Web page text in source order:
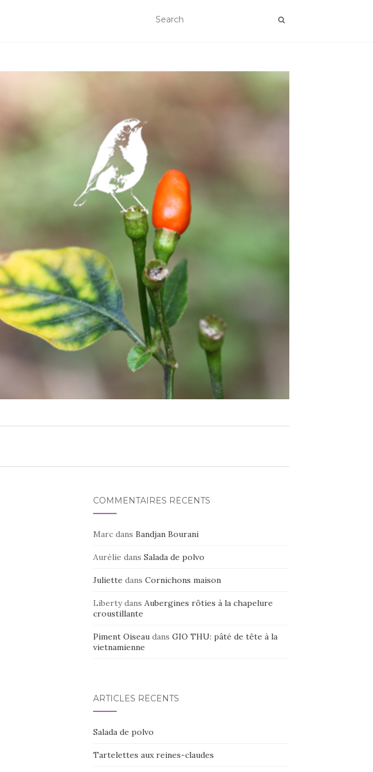
COMMENTAIRES RÉCENTS
Marcdans Bandjan Bourani
Aurélie dans Salada de polvo
Juliette dans Cornichons maison
Libertydans Aubergines rôties à la chapelure
croustillante
Piment Oiseaudans GIO THU: pâté de tête à la
vietnamienne
ARTICLES RÉCENTS
Salada de polvo
Tartelettes aux reines-claudes